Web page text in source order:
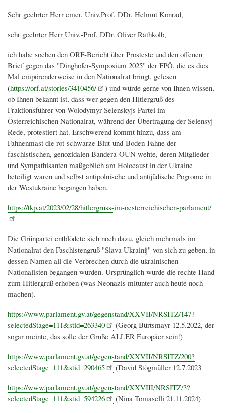
Sehr geehrter Herr emer. Univ.Prof. DDr. Helmut Konrad,
sehr geehrter Herr Univ.-Prof. DDr. Oliver Rathkolb,
ich habe soeben den ORF-Bericht über Prosteste und den offenen
Brief gegen das "Dinghofer-Symposium 2025" der FPÖ, die es dies
Mal empörenderweise in den Nationalrat bringt, gelesen
(https://orf.at/stories/3410456/
) und würde gerne von Ihnen wissen,
ob Ihnen bekannt ist, dass wer gegen den Hitlergruß des
Fraktionsführer von Wolodymyr Selenskyjs Partei im
Österreichischen Nationalrat, während der Übertragung der Selensyj-
Rede, protestiert hat. Erschwerend kommt hinzu, dass am
Fahnenmast die rot-schwarze Blut-und-Boden-Fahne der
faschistischen, genozidalen Bandera-OUN wehte, deren Mitglieder
und Sympathisanten maßgeblich am Holocaust in der Ukraine
beteiligt waren und selbst antipolnische und antijüdische Pogrome in
der Westukraine begangen haben.
https://tkp.at/2023/02/28/hitlergruss-im-oesterreichischen-parlament/
Die Grünpartei entblödete sich noch dazu, gleich mehrmals im
Nationalrat den Faschistengruß "Slava Ukrainij" von sich zu geben, in
dessen Namen all die Verbrechen durch die ukrainischen
Nationalisten begangen wurden. Ursprünglich wurde die rechte Hand
zum Hitlergruß erhoben (was Neonazis mitunter auch heute noch
machen).
https://www.parlament.gv.at/gegenstand/XXVII/NRSITZ/147?
selectedStage=111&stid=263340
(Georg Bürtsmayr 12.5.2022, der
sogar meinte, das solle der Gruße ALLER Europäer sein!)
https://www.parlament.gv.at/gegenstand/XXVII/NRSITZ/200?
selectedStage=111&stid=290465
(David Stögmüller 12.7.2023
https://www.parlament.gv.at/gegenstand/XXVIII/NRSITZ/3?
selectedStage=111&stid=594226
(Nina Tomaselli 21.11.2024)